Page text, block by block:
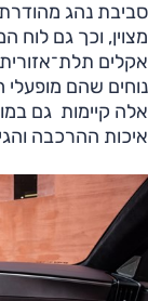
מצוין, וכך גם לוח
אקלים
נוחים שהם מופעלי
אלה קיימות גם
איכות ההרכבה